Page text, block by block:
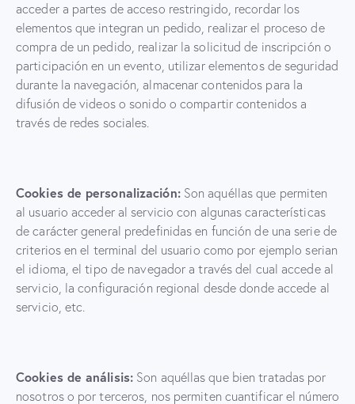
acceder a partes de acceso restringido, recordar los
elementos que integran un pedido, realizar el proceso de
compra de un pedido, realizar la solicitud de inscripción o
participación en un evento, utilizar elementos de seguridad
durante la navegación, almacenar contenidos para la
difusión de videos o sonido o compartir contenidos a
través de redes sociales.
Cookies de personalización:Son aquéllas que permiten
al usuario acceder al servicio con algunas características
de carácter general predefinidas en función de una serie de
criterios en el terminal del usuario como por ejemplo serian
el idioma, el tipo de navegador a través del cual accede al
servicio, la configuración regional desde donde accede al
servicio, etc.
Cookies de análisis: Son aquéllas que bien tratadas por
nosotros o por terceros, nos permiten cuantificar el número